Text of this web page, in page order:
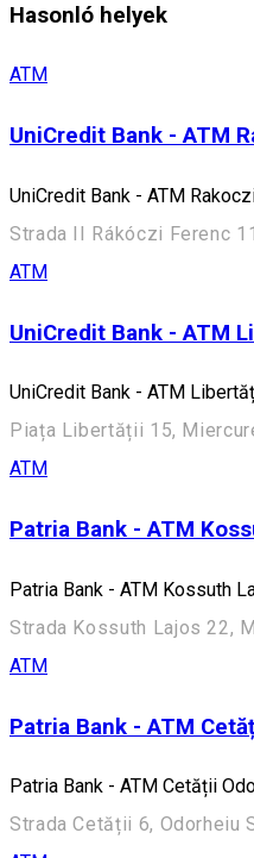
Hasonló helyek
ATM
UniCredit Bank - ATM
UniCredit Bank - ATM
ATM
UniCredit Bank - ATM
UniCredit Bank - ATM
Piața Libertății 15,
ATM
Patria Bank - ATM
Patria Bank - ATM Kossuth
ATM
Patria Bank - ATM
Patria Bank - ATM Cetății
Strada Cetății 6, Odorheiu